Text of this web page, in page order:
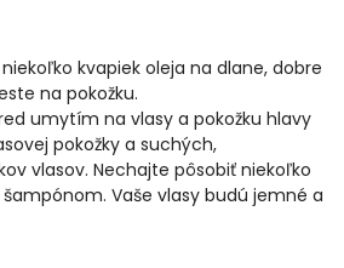
kvapiek oleja na dlane, dobre
na pokožku.
umytím na vlasy a pokožku hlavy
pokožky a suchých,
vlasov. Nechajte pôsobiť niekoľko
Vaše vlasy budú jemné a